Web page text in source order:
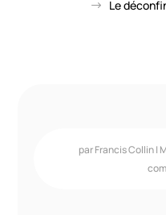
$ Le
parFrancis Collin|